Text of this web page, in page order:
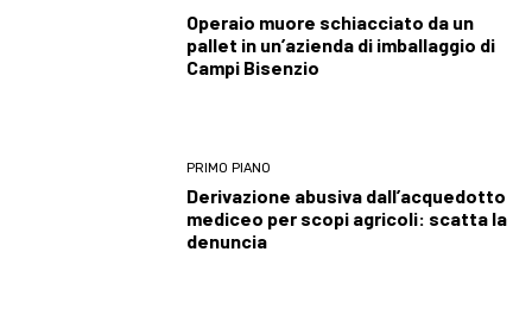
Operaio muore schiacciato da un
pallet in un’azienda di imballaggio di
Campi Bisenzio
PRIMO PIANO
Derivazione abusiva dall’acquedotto
mediceo per scopi agricoli: scatta la
denuncia